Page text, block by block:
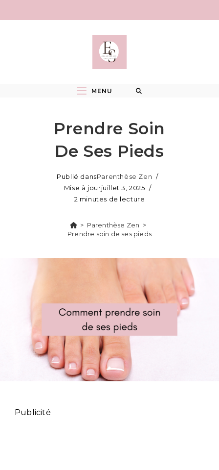
MENU
Prendre Soin
De Ses Pieds
Publié dansParenthèse Zen
Mise à jourjuillet 3, 2025
2 minutes de lecture
> Parenthèse Zen >
Prendre soin de ses pieds
Publicité